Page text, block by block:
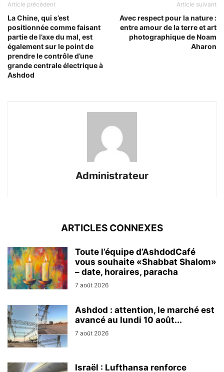
Article précédent
La Chine, qui s’est
positionnée comme faisant
partie de l’axe du mal, est
également sur le point de
prendre le contrôle d’une
grande centrale électrique à
Ashdod
Article suivant
Avec respect pour la nature :
entre amour de la terre et art
photographique de Noam
Aharon
Administrateur
ARTICLES CONNEXES
Toute l’équipe d’AshdodCafé
vous souhaite «Shabbat Shalom»
– date, horaires, paracha
7 août 2026
Ashdod : attention, le marché est
avancé au lundi 10 août...
7 août 2026
Israël : Lufthansa renforce